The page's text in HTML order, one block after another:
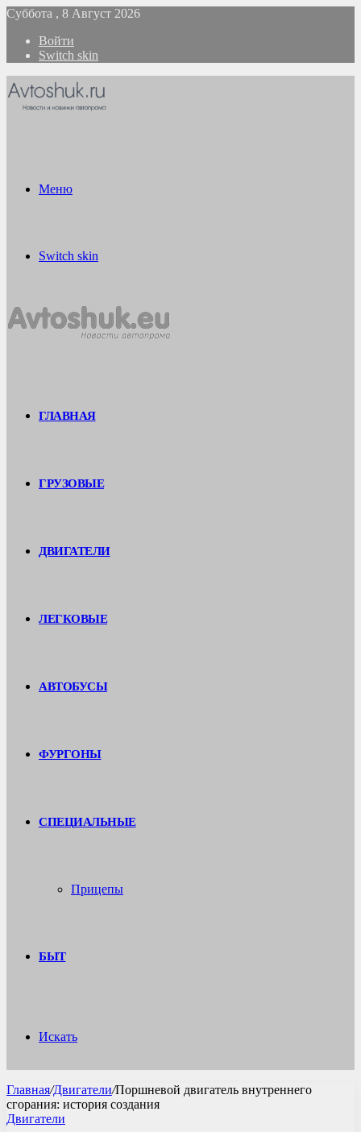
Суббота , 8 Август 2026
Войти
Switch skin
Меню
Switch skin
ГЛАВНАЯ
ГРУЗОВЫЕ
ДВИГАТЕЛИ
ЛЕГКОВЫЕ
АВТОБУСЫ
ФУРГОНЫ
СПЕЦИАЛЬНЫЕ
Прицепы
БЫТ
Искать
Главная/Двигатели/Поршневой двигатель внутреннего
сгорания: история создания
Двигатели